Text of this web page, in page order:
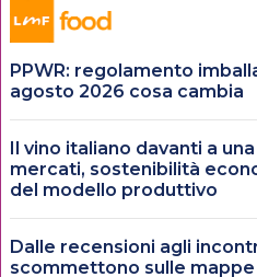
PPWR: regolamento
agosto 2026 cosa cambia
Il vino italiano davanti a
mercati, sostenibilità
del modello produttivo
Dalle recensioni agli
scommettono sulle